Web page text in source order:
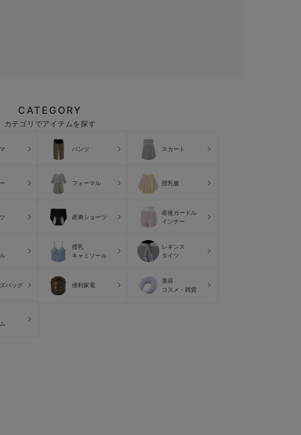
CATEGORY
カテゴリでアイテムを探す
パンツ スカート
フォーマル 授乳服
産褥ショーツ
産後ガードル
インナー
授乳
キャミソール
レギンス
タイツ
バッグ 便利家電
美容
コスメ・雑貨